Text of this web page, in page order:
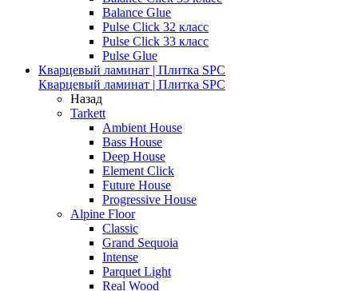
Balance Glue
Pulse Click 32 класс
Pulse Click 33 класс
Pulse Glue
Кварцевый ламинат | Плитка SPC
Кварцевый ламинат | Плитка SPC
Назад
Tarkett
Ambient House
Bass House
Deep House
Element Click
Future House
Progressive House
Alpine Floor
Classic
Grand Sequoia
Intense
Parquet Light
Real Wood